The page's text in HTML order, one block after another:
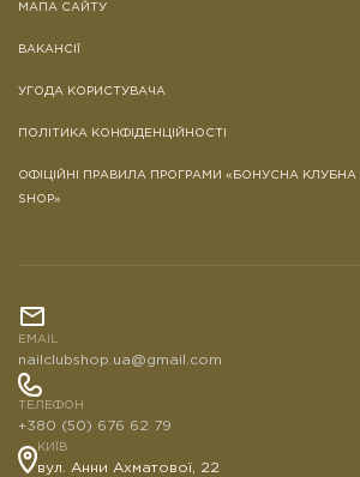
МАПА САЙТУ
ВАКАНСІЇ
УГОДА КОРИСТУВАЧА
ПОЛІТИКА КОНФІДЕНЦІЙНОСТІ
ОФІЦІЙНІ ПРАВИЛА ПРОГРАМИ «БОНУСНА КЛУБНА
SHOP»
EMAIL
nailclubshop.ua@gmail.com
ТЕЛЕФОН
+380 (50) 676 62 79
КИЇВ
вул. Анни Ахматової, 22